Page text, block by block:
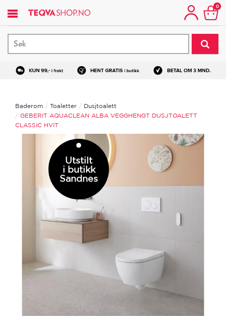
hovedinnhold
0
Baderom Toaletter
Dusjtoalett
GEBERIT AQUACLEAN ALBA VEGGHENGT DUSJTOALETT
CLASSIC HVIT
Utstilt
i butikk
Sandnes